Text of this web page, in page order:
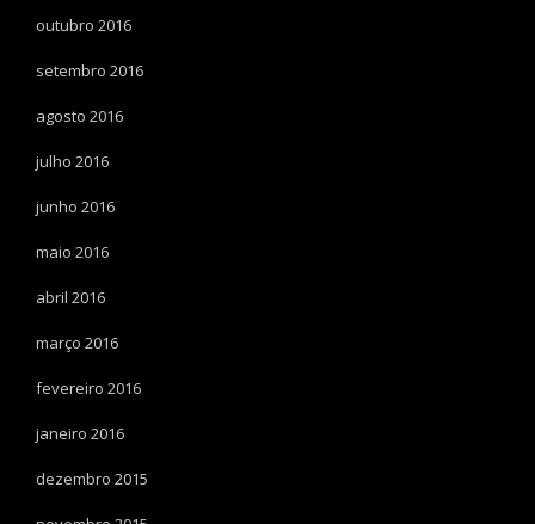
outubro 2016
setembro 2016
agosto 2016
julho 2016
junho 2016
maio 2016
abril 2016
março 2016
fevereiro 2016
janeiro 2016
dezembro 2015